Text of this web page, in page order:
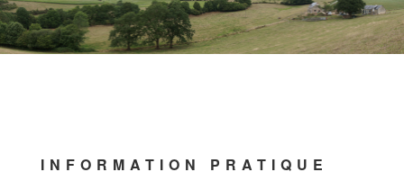
INFORMATION PRATIQUE